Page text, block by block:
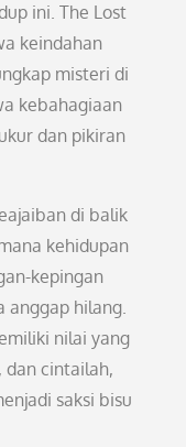
ini. The Lost
keindahan
misteri di
kebahagiaan
dan pikiran
di balik
kehidupan
kepingan
anggap hilang.
nilai yang
dan cintailah,
saksi bisu